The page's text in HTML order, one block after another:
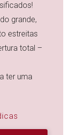
grande,
estreitas
total –
ter uma